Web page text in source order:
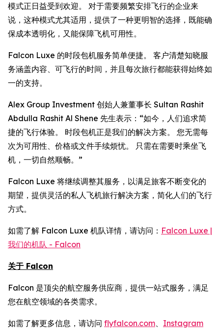
模式正日益受到欢迎。 对于需要频繁安排飞行的企业来
说，这种模式尤其适用，提供了一种更明智的选择，既能确
保成本透明化，又能保障飞机可用性。
Falcon Luxe 的时段包机服务简单便捷。 客户清楚知晓服
务涵盖内容、可飞行的时间，并且每次旅行都能获得始终如
一的支持。
Alex Group Investment 创始人兼董事长 Sultan Rashit
Abdulla Rashit Al Shene 先生表示：“如今，人们追求简
捷的飞行体验。 时段包机正是我们的解决方案。 您无需每
次为可用性、价格或文件手续烦忧。 只需在需要时乘坐飞
机，一切自然顺畅。”
Falcon Luxe 将继续调整其服务，以满足旅客不断变化的
期望，提供灵活的私人飞机旅行解决方案，简化人们的飞行
方式。
如需了解 Falcon Luxe 机队详情，请访问： Falcon Luxe |
我们的机队 - Falcon
关于 Falcon
Falcon 是顶尖的航空服务供应商，提供一站式服务，满足
您在航空领域的各类需求。
如需了解更多信息，请访问 flyfalcon.com
Instagram